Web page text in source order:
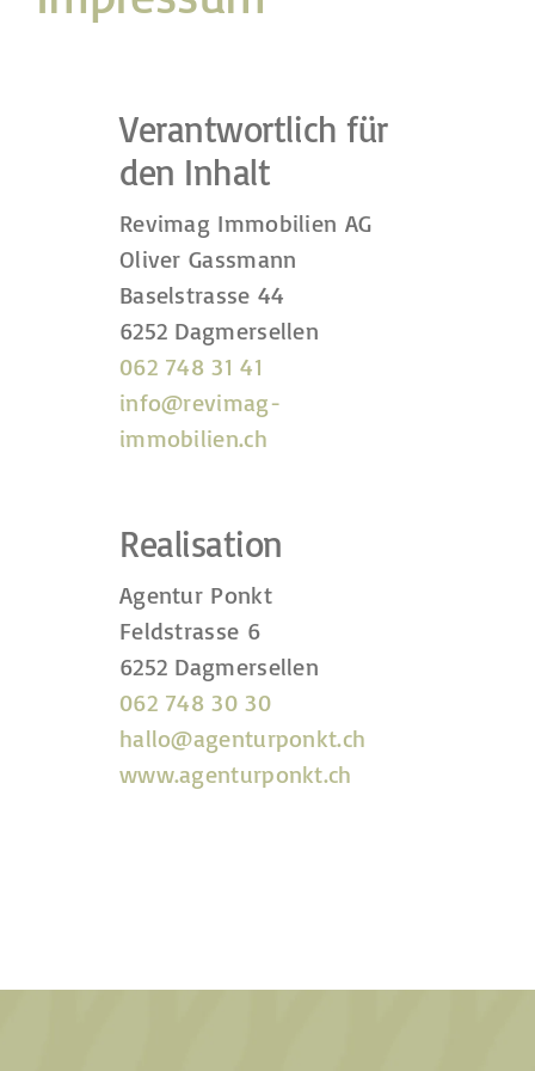
Verantwortlich für
den Inhalt
Revimag Immobilien AG
Oliver Gassmann
Baselstrasse 44
6252 Dagmersellen
062 748 31 41
info@revimag-
immobilien.ch
Realisation
Agentur Ponkt
Feldstrasse 6
6252 Dagmersellen
062 748 30 30
hallo@agenturponkt.ch
www.agenturponkt.ch